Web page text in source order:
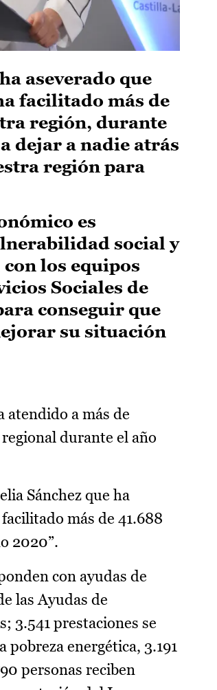
aseverado que
facilitado más de
región, durante
dejar a nadie atrás
región para
es
social y
los equipos
Sociales de
conseguir que
su situación
atendido a más de
durante el año
Sánchez que ha
más de 41.688
2020”.
con ayudas de
las Ayudas de
3.541 prestaciones se
energética, 3.191
personas reciben